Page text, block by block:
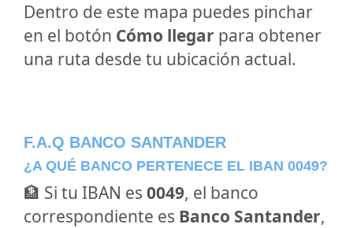
Dentro de este mapa puedes pinchar
en el botón Cómo llegar para obtener
una ruta desde tu ubicación actual.
F.A.Q BANCO SANTANDER
¿A QUÉ BANCO PERTENECE EL IBAN 0049?
🏦 Si tu IBAN es 0049, el banco
correspondiente es Banco Santander,